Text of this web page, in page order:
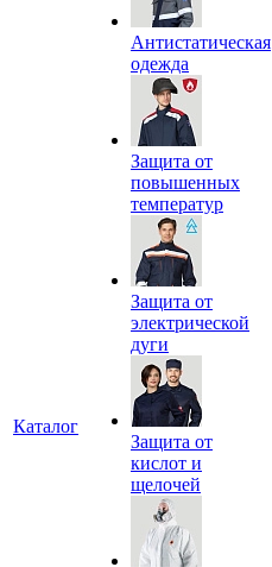
Каталог
Антистатическая
одежда
Защита от
повышенных
температур
Защита от
электрической
дуги
Защита от
кислот и
щелочей